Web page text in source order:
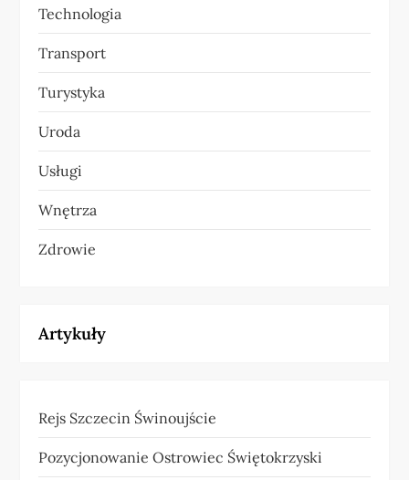
Technologia
Transport
Turystyka
Uroda
Usługi
Wnętrza
Zdrowie
Artykuły
Rejs Szczecin Świnoujście
Pozycjonowanie Ostrowiec Świętokrzyski